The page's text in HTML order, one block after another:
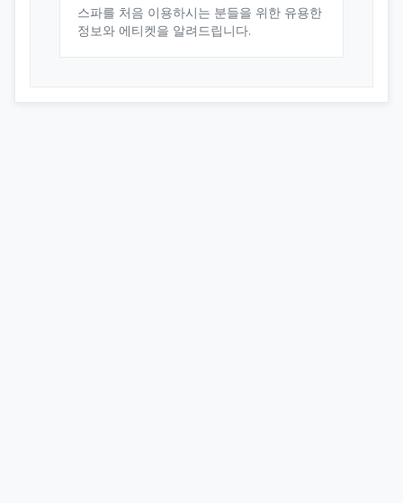
스파를 처음 이용하시는 분들을 위한 유용한
정보와 에티켓을 알려드립니다.